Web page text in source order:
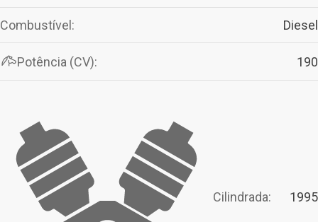
Combustível: Diesel
Potência (CV): 190
Cilindrada: 1995